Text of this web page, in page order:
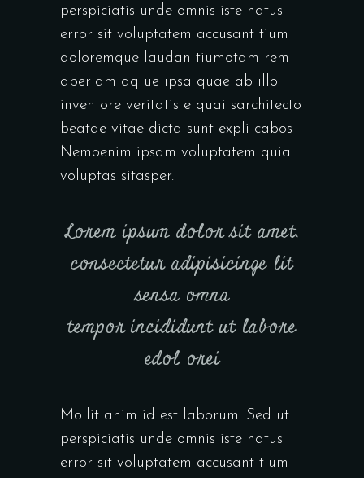
perspiciatis unde omnis iste natus
error sit voluptatem accusant tium
doloremque laudan tiumotam rem
aperiam aq ue ipsa quae ab illo
inventore veritatis etquai sarchitecto
beatae vitae dicta sunt expli cabos
Nemoenim ipsam voluptatem quia
voluptas sitasper.
Lorem ipsum dolor sit amet,
consectetur adipisicinge lit
sensa omna
tempor incididunt ut labore
edol orei
Mollit anim id est laborum. Sed ut
perspiciatis unde omnis iste natus
error sit voluptatem accusant tium